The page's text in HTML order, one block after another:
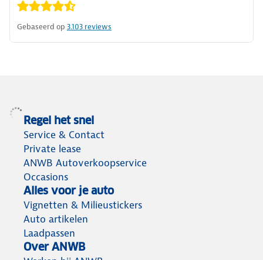
Gebaseerd op 3.103 reviews
Regel het snel
Service & Contact
Private lease
ANWB Autoverkoopservice
Occasions
Alles voor je auto
Vignetten & Milieustickers
Auto artikelen
Laadpassen
Over ANWB